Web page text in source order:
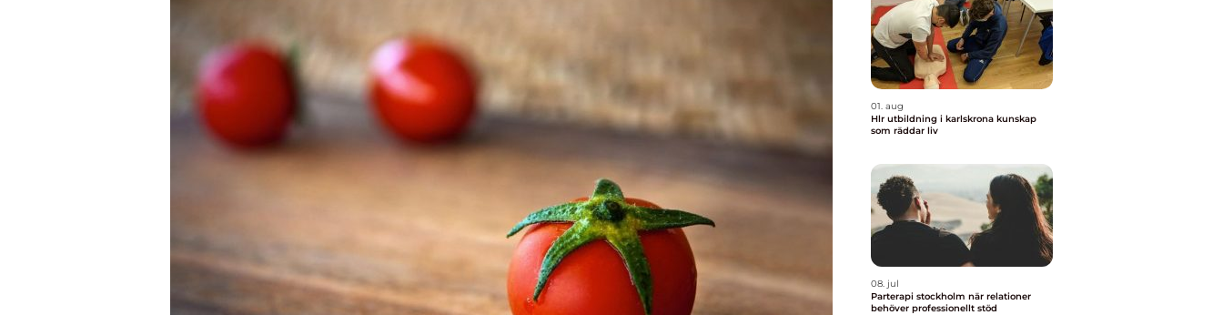
01. aug
Hlr utbildning i karlskrona kunskap
som räddar liv
08. jul
Parterapi stockholm när relationer
behöver professionellt stöd